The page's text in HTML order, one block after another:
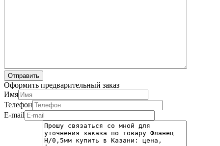
Оформить предварительный заказ
Имя
Телефон
E-mail